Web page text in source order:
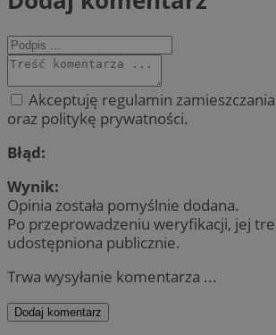
Akceptuję regulamin
oraz politykę prywatności.
Błąd:
Wynik:
Opinia została pomyślnie dodana.
Po przeprowadzeniu weryfikacji, jej
udostępniona publicznie.
Trwa wysyłanie komentarza ...
Dodaj komentarz